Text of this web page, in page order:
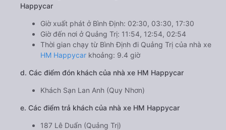
Happycar
Giờ xuất phát ở Bình Định: 02:30, 03:30, 17:30
Giờ đến nơi ở Quảng Trị: 11:54, 12:54, 02:54
Thời gian chạy từ Bình Định đi Quảng Trị của nhà xe
HM Happycar khoảng: 9.4 giờ
d. Các điểm đón khách của nhà xe HM Happycar
Khách Sạn Lan Anh (Quy Nhơn)
e. Các điểm trả khách của nhà xe HM Happycar
187 Lê Duẩn (Quảng Trị)